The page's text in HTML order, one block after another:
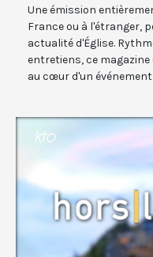
Une émission
France ou à l'étranger,
actualité d'Église.
entretiens, ce
au cœur d'un